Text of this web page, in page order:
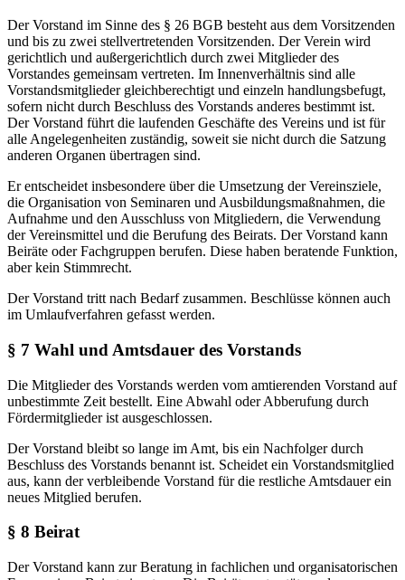
Der Vorstand im Sinne des § 26 BGB besteht aus dem Vorsitzenden
und bis zu zwei stellvertretenden Vorsitzenden. Der Verein wird
gerichtlich und außergerichtlich durch zwei Mitglieder des
Vorstandes gemeinsam vertreten. Im Innenverhältnis sind alle
Vorstandsmitglieder gleichberechtigt und einzeln handlungsbefugt,
sofern nicht durch Beschluss des Vorstands anderes bestimmt ist.
Der Vorstand führt die laufenden Geschäfte des Vereins und ist für
alle Angelegenheiten zuständig, soweit sie nicht durch die Satzung
anderen Organen übertragen sind.
Er entscheidet insbesondere über die Umsetzung der Vereinsziele,
die Organisation von Seminaren und Ausbildungsmaßnahmen, die
Aufnahme und den Ausschluss von Mitgliedern, die Verwendung
der Vereinsmittel und die Berufung des Beirats. Der Vorstand kann
Beiräte oder Fachgruppen berufen. Diese haben beratende Funktion,
aber kein Stimmrecht.
Der Vorstand tritt nach Bedarf zusammen. Beschlüsse können auch
im Umlaufverfahren gefasst werden.
§ 7 Wahl und Amtsdauer des Vorstands
Die Mitglieder des Vorstands werden vom amtierenden Vorstand auf
unbestimmte Zeit bestellt. Eine Abwahl oder Abberufung durch
Fördermitglieder ist ausgeschlossen.
Der Vorstand bleibt so lange im Amt, bis ein Nachfolger durch
Beschluss des Vorstands benannt ist. Scheidet ein Vorstandsmitglied
aus, kann der verbleibende Vorstand für die restliche Amtsdauer ein
neues Mitglied berufen.
§ 8 Beirat
Der Vorstand kann zur Beratung in fachlichen und organisatorischen